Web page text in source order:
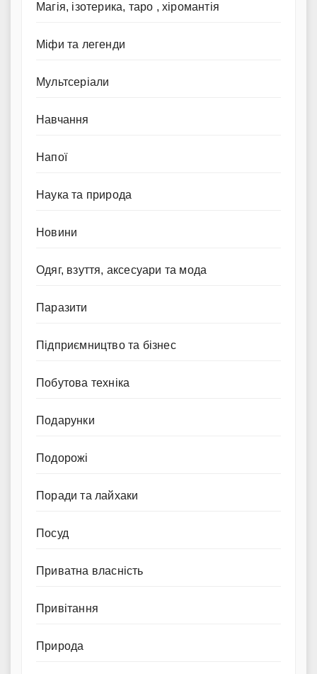
Магія, ізотерика, таро , хіромантія
Міфи та легенди
Мультсеріали
Навчання
Напої
Наука та природа
Новини
Одяг, взуття, аксесуари та мода
Паразити
Підприємництво та бізнес
Побутова техніка
Подарунки
Подорожі
Поради та лайхаки
Посуд
Приватна власність
Привітання
Природа